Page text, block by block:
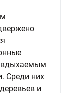
вдыхаемым
Среди них
и